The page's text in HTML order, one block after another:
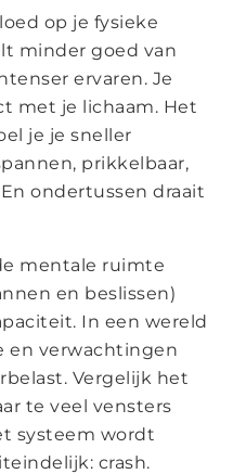
op je fysieke
minder goed van
ervaren. Je
met je lichaam. Het
je je sneller
prikkelbaar,
ondertussen draait
mentale ruimte
en beslissen)
In een wereld
en verwachtingen
Vergelijk het
te veel vensters
systeem wordt
crash.